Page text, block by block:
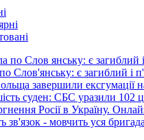
Слов'янську: є загиблий і
завершили ексгумації
суден: СБС уразили 102
Росії в Україну.
зв'язок - мовчить уся